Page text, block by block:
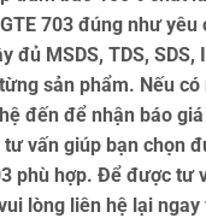
703 đúng như
đủ MSDS, TDS,
sản phẩm. Nếu có
đến để nhận báo
vấn giúp bạn chọn
phù hợp. Để được tư
lòng liên hệ lại